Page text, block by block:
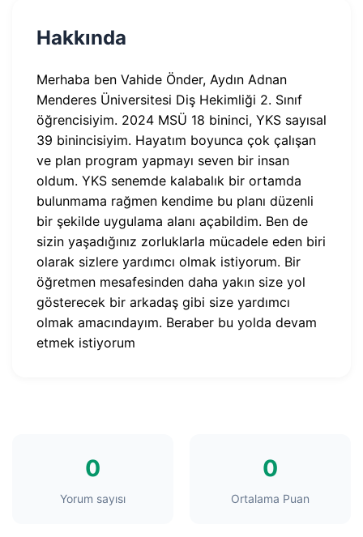
Hakkında
Merhaba ben Vahide Önder, Aydın Adnan
Menderes Üniversitesi Diş Hekimliği 2. Sınıf
öğrencisiyim. 2024 MSÜ 18 bininci, YKS sayısal
39 binincisiyim. Hayatım boyunca çok çalışan
ve plan program yapmayı seven bir insan
oldum. YKS senemde kalabalık bir ortamda
bulunmama rağmen kendime bu planı düzenli
bir şekilde uygulama alanı açabildim. Ben de
sizin yaşadığınız zorluklarla mücadele eden biri
olarak sizlere yardımcı olmak istiyorum. Bir
öğretmen mesafesinden daha yakın size yol
gösterecek bir arkadaş gibi size yardımcı
olmak amacındayım. Beraber bu yolda devam
etmek istiyorum
0
Yorum sayısı
0
Ortalama Puan